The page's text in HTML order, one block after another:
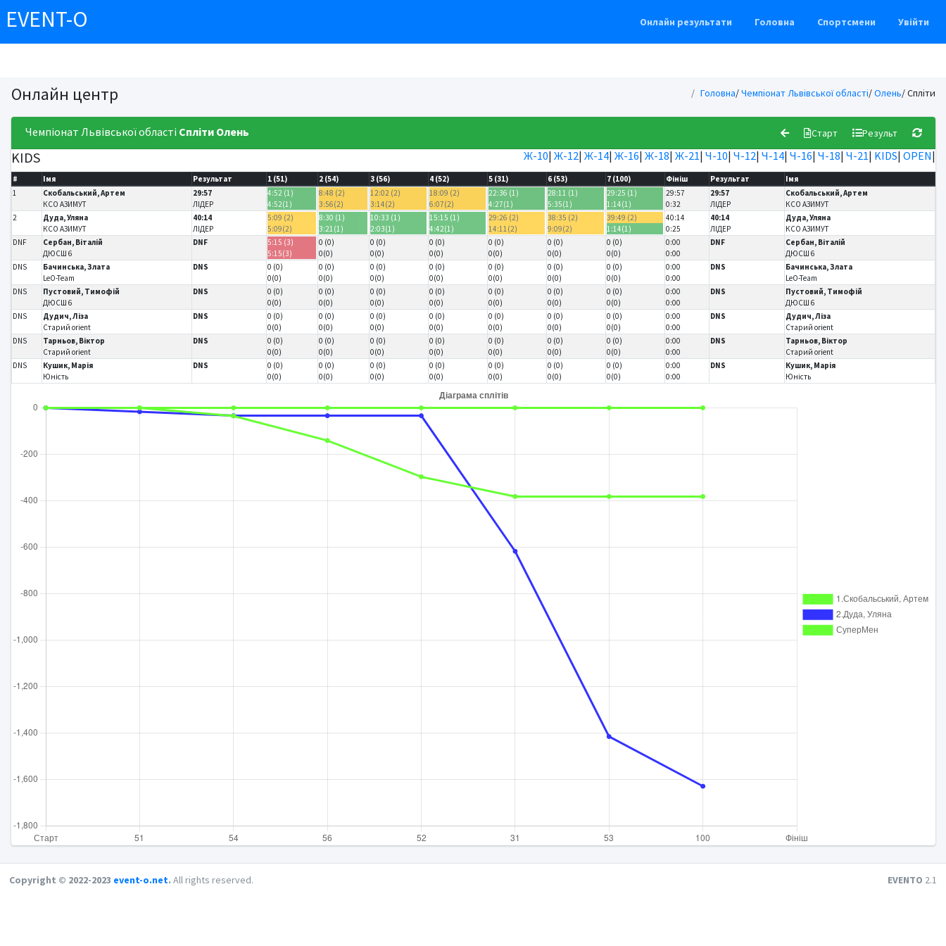
EVENT-O Онлайн результати Головна Спортсмени Увійти
Онлайн центр Головна/Чемпіонат Львівської області/Олень/ Спліти
Чемпіонат Львівської області Спліти Олень Старт Результ
KIDS Ж-10| Ж-12| Ж-14| Ж-16| Ж-18| Ж-21| Ч-10| Ч-12| Ч-14| Ч-16| Ч-18| Ч-21| KIDS| OPEN|
# Імя Результат 1 (51) 2 (54) 3 (56) 4 (52) 5 (31) 6 (53) 7 (100) Фініш Результат
Імя
1
Скобальський, Артем
КСО АЗИМУТ
29:57
ЛІДЕР
4:52 (1)
4:52(1)
8:48 (2)
3:56(2)
12:02 (2)
3:14(2)
18:09 (2)
6:07(2)
22:36 (1)
4:27(1)
28:11 (1)
5:35(1)
29:25 (1)
1:14(1)
29:57
0:32
29:57
ЛІДЕР
Скобальський, Артем
КСО АЗИМУТ
2
Дуда, Уляна
КСО АЗИМУТ
40:14
ЛІДЕР
5:09 (2)
5:09(2)
8:30 (1)
3:21(1)
10:33 (1)
2:03(1)
15:15 (1)
4:42(1)
29:26 (2)
14:11(2)
38:35 (2)
9:09(2)
39:49 (2)
1:14(1)
40:14
0:25
40:14
ЛІДЕР
Дуда, Уляна
КСО АЗИМУТ
DNF
Сербан, Віталій
ДЮСШ 6
DNF
5:15 (3)
5:15(3)
0 (0)
0(0)
0 (0)
0(0)
0 (0)
0(0)
0 (0)
0(0)
0 (0)
0(0)
0 (0)
0(0)
0:00
0:00
DNF
Сербан, Віталій
ДЮСШ 6
DNS
Бачинська, Злата
LeO-Team
DNS
0 (0)
0(0)
0 (0)
0(0)
0 (0)
0(0)
0 (0)
0(0)
0 (0)
0(0)
0 (0)
0(0)
0 (0)
0(0)
0:00
0:00
DNS
Бачинська, Злата
LeO-Team
DNS
Пустовий, Тимофій
ДЮСШ 6
DNS
0 (0)
0(0)
0 (0)
0(0)
0 (0)
0(0)
0 (0)
0(0)
0 (0)
0(0)
0 (0)
0(0)
0 (0)
0(0)
0:00
0:00
DNS
Пустовий, Тимофій
ДЮСШ 6
DNS
Дудич, Ліза
Старий orient
DNS
0 (0)
0(0)
0 (0)
0(0)
0 (0)
0(0)
0 (0)
0(0)
0 (0)
0(0)
0 (0)
0(0)
0 (0)
0(0)
0:00
0:00
DNS
Дудич, Ліза
Старий orient
DNS
Тарньов, Віктор
Старий orient
DNS
0 (0)
0(0)
0 (0)
0(0)
0 (0)
0(0)
0 (0)
0(0)
0 (0)
0(0)
0 (0)
0(0)
0 (0)
0(0)
0:00
0:00
DNS
Тарньов, Віктор
Старий orient
DNS
Кушик, Марія
Юність
DNS
0 (0)
0(0)
0 (0)
0(0)
0 (0)
0(0)
0 (0)
0(0)
0 (0)
0(0)
0 (0)
0(0)
0 (0)
0(0)
0:00
0:00
DNS
Кушик, Марія
Юність
Copyright © 2022-2023 event-o.net. All rights reserved. EVENTO 2.1